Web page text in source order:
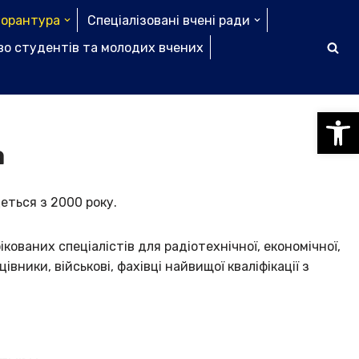
Спеціалізовані вчені ради
студентів та молодих вчених
з 2000 року.
спеціалістів для радіотехнічної, економічної,
військові, фахівці найвищої кваліфікації з